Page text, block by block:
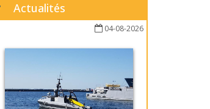
Actualités
04-08-2026